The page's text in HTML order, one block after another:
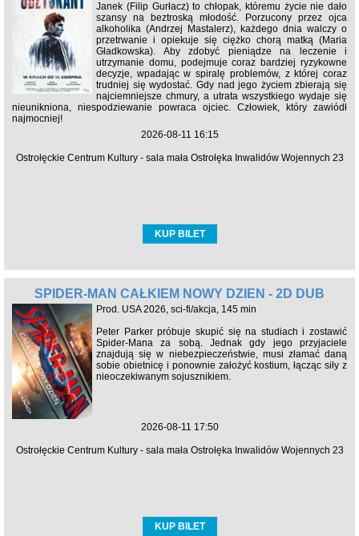
Janek (Filip Gurłacz) to chłopak, któremu życie nie dało
szansy na beztroską młodość. Porzucony przez ojca
alkoholika (Andrzej Mastalerz), każdego dnia walczy o
przetrwanie i opiekuje się ciężko chorą matką (Maria
Gładkowska). Aby zdobyć pieniądze na leczenie i
utrzymanie domu, podejmuje coraz bardziej ryzykowne
decyzje, wpadając w spiralę problemów, z której coraz
trudniej się wydostać. Gdy nad jego życiem zbierają się
najciemniejsze chmury, a utrata wszystkiego wydaje się
nieunikniona, niespodziewanie powraca ojciec. Człowiek, który zawiódł
najmocniej!
2026-08-11 16:15
Ostrołęckie Centrum Kultury - sala mała Ostrołęka Inwalidów Wojennych 23
KUP BILET
SPIDER-MAN CAŁKIEM NOWY DZIEŃ - 2D DUB
Prod. USA 2026, sci-fi/akcja, 145 min
Peter Parker próbuje skupić się na studiach i zostawić
Spider-Mana za sobą. Jednak gdy jego przyjaciele
znajdują się w niebezpieczeństwie, musi złamać daną
sobie obietnicę i ponownie założyć kostium, łącząc siły z
nieoczekiwanym sojusznikiem.
2026-08-11 17:50
Ostrołęckie Centrum Kultury - sala mała Ostrołęka Inwalidów Wojennych 23
KUP BILET